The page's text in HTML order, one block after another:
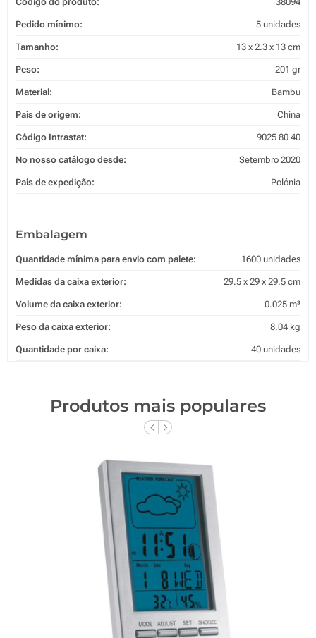
Pedido mínimo: 5 unidades
Tamanho: 13 x 2.3 x 13 cm
Peso: 201 gr
Material: Bambu
País de origem: China
Código Intrastat: 9025 80 40
No nosso catálogo desde: Setembro 2020
País de expedição: Polónia
Embalagem
Quantidade mínima para envio com palete: 1600 unidades
Medidas da caixa exterior: 29.5 x 29 x 29.5 cm
Volume da caixa exterior: 0.025 m³
Peso da caixa exterior: 8.04 kg
Quantidade por caixa: 40 unidades
Produtos mais populares